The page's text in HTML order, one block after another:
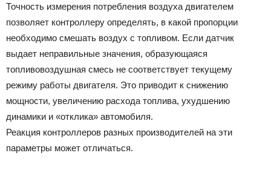
Точность измерения потребления воздуха двигателем
позволяет контроллеру определять, в какой пропорции
необходимо смешать воздух с топливом. Если датчик
выдает неправильные значения, образующаяся
топливовоздушная смесь не соответствует текущему
режиму работы двигателя. Это приводит к снижению
мощности, увеличению расхода топлива, ухудшению
динамики и «отклика» автомобиля.
Реакция контроллеров разных производителей на эти
параметры может отличаться.